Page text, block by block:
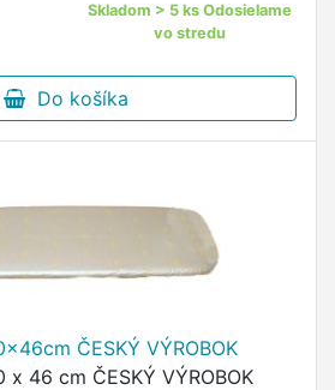
Skladom > 5 ks Odosielame
vo stredu
Do košíka
ČESKÝ VÝROBOK
x 46 cm ČESKÝ VÝROBOK